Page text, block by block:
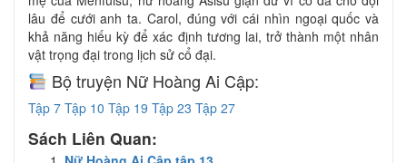
lâu để cưới anh ta. Carol, đúng với cái nhìn ngoại quốc và
khả năng hiếu kỳ để xác định tương lai, trở thành một nhân
vật trọng đại trong lịch sử cổ đại.
Bộ truyện Nữ Hoàng Ai Cập:
Tập 7 Tập 10 Tập 19 Tập 23 Tập 27
Sách Liên Quan: